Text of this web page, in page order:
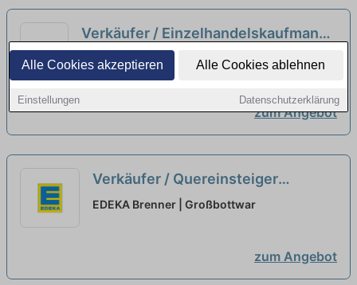
Alle Cookies akzeptieren Alle Cookies ablehnen
Einstellungen Datenschutzerklärung
Verkäufer / Einzelhandelskaufmann -
Quereinsteiger (m/w/d)
Aktiv-Markt Kleinglattbach Arlt Einzelhandel
e.K. | Waldbrunn
zum Angebot
Verkäufer / Quereinsteiger
Bedientheke / Metzgerei (m/w/d)
EDEKA Brenner | Großbottwar
zum Angebot